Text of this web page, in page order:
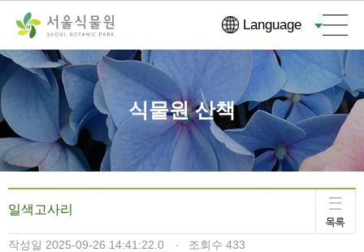
츠
로
가
기
본문으로
바로가기
Language
식물원 산책
일색고사리
작성일 2025-09-26 14:41:22.0 조회수 433